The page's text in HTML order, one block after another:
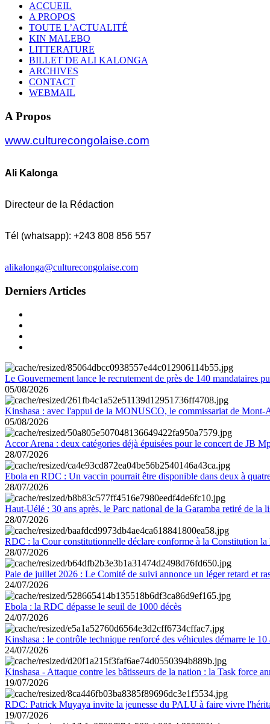
ACCUEIL
A PROPOS
TOUTE L’ACTUALITÉ
KIN MALEBO
LITTERATURE
BILLET DE ALI KALONGA
ARCHIVES
CONTACT
WEBMAIL
A Propos
www.culturecongolaise.com
Ali Kalonga
Directeur de la Rédaction
Tél (whatsapp): +243 808 856 557
alikalonga@culturecongolaise.com
Derniers Articles
Le Gouvernement lance le recrutement de près de 140 mandataires
05/08/2026
Kinshasa : avec l'appui de la MONUSCO, le commissariat de Mont-
05/08/2026
Accor Arena : deux catégories déjà épuisées pour le concert de JB
28/07/2026
Ebola en RDC : Un vaccin pourrait être disponible dans deux à
28/07/2026
Haut-Uélé : 30 ans après, le Parc national de la Garamba retiré de la
28/07/2026
RDC : la Cour constitutionnelle déclare conforme à la Constitution la
28/07/2026
Paie de juillet 2026 : Le Comité de suivi annonce un léger retard et
24/07/2026
Ebola : la RDC dépasse le seuil de 1000 décès
24/07/2026
Kinshasa : le contrôle technique renforcé des véhicules démarre le 10
24/07/2026
Kinshasa - Attaque contre les bâtisseurs de la nation : la Task force
19/07/2026
RDC: Patrick Muyaya invite la jeunesse du PALU à faire vivre
19/07/2026